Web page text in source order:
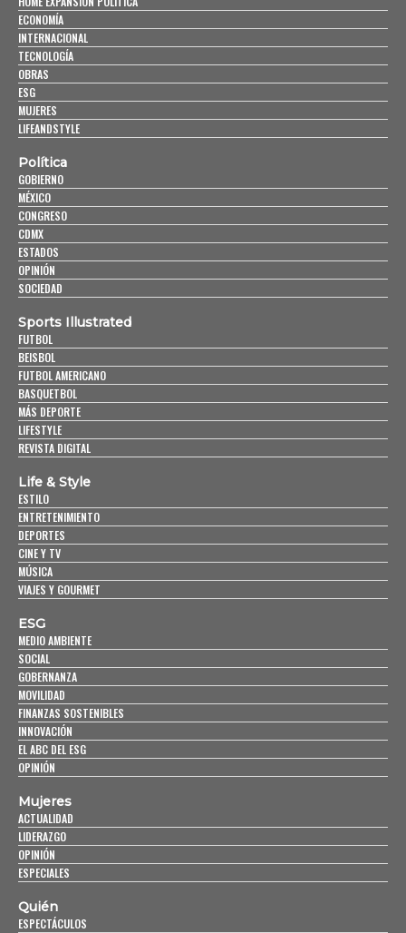
ECONOMÍA
INTERNACIONAL
TECNOLOGÍA
OBRAS
ESG
MUJERES
LIFEANDSTYLE
Política
GOBIERNO
MÉXICO
CONGRESO
CDMX
ESTADOS
OPINIÓN
SOCIEDAD
Sports Illustrated
FUTBOL
BEISBOL
FUTBOL AMERICANO
BASQUETBOL
MÁS DEPORTE
LIFESTYLE
REVISTA DIGITAL
Life & Style
ESTILO
ENTRETENIMIENTO
DEPORTES
CINE Y TV
MÚSICA
VIAJES Y GOURMET
ESG
MEDIO AMBIENTE
SOCIAL
GOBERNANZA
MOVILIDAD
FINANZAS SOSTENIBLES
INNOVACIÓN
EL ABC DEL ESG
OPINIÓN
Mujeres
ACTUALIDAD
LIDERAZGO
OPINIÓN
ESPECIALES
Quién
ESPECTÁCULOS